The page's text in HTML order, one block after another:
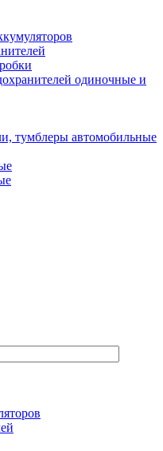
одиночные и
тумблеры автомобильные